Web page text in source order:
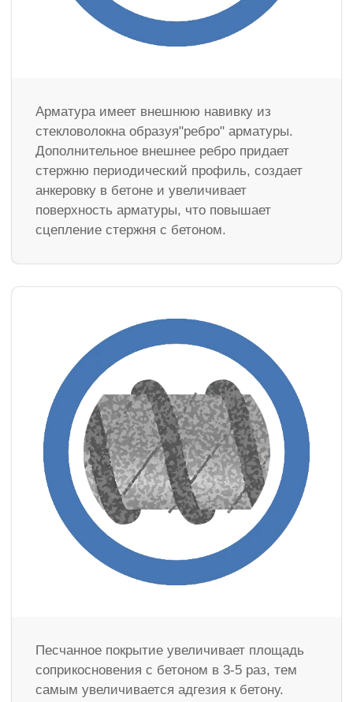
Арматура имеет внешнюю навивку из
стекловолокна образуя"ребро" арматуры.
Дополнительное внешнее ребро придает
стержню периодический профиль, создает
анкеровку в бетоне и увеличивает
поверхность арматуры, что повышает
сцепление стержня с бетоном.
Песчанное покрытие увеличивает площадь
соприкосновения с бетоном в 3-5 раз, тем
самым увеличивается адгезия к бетону.